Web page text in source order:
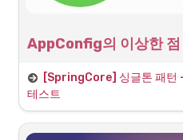
AppConfig의 이상한 점
1
memberService가 호출 될 때
2.
orderService가 호출 될 때도
[SpringCore] 싱글톤 패
테스트